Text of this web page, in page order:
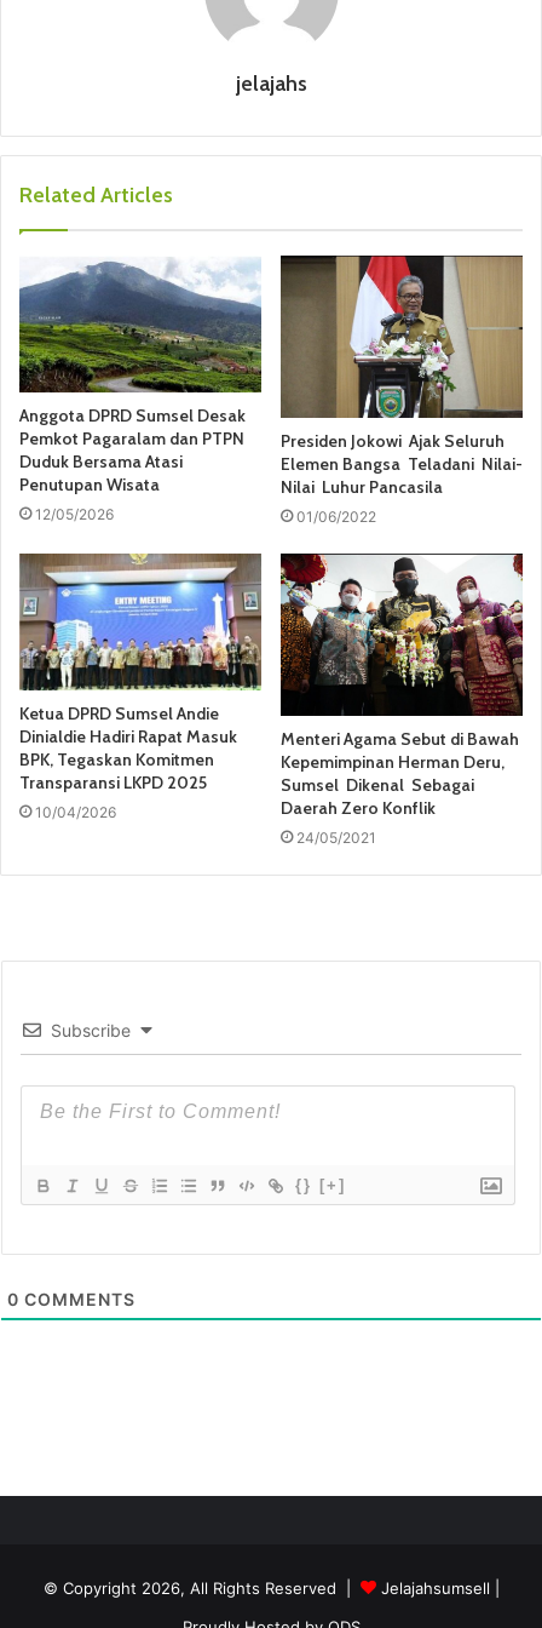
jelajahs
Related Articles
Anggota DPRD Sumsel Desak
Pemkot Pagaralam dan PTPN
Duduk Bersama Atasi
Penutupan Wisata
12/05/2026
Presiden Jokowi Ajak Seluruh
Elemen Bangsa Teladani Nilai-
Nilai Luhur Pancasila
01/06/2022
Ketua DPRD Sumsel Andie
Dinialdie Hadiri Rapat Masuk
BPK, Tegaskan Komitmen
Transparansi LKPD 2025
10/04/2026
Menteri Agama Sebut di Bawah
Kepemimpinan Herman Deru,
Sumsel Dikenal Sebagai
Daerah Zero Konflik
24/05/2021
Subscribe
{} [+]
0 COMMENTS
© Copyright 2026, All Rights Reserved | Jelajahsumsell